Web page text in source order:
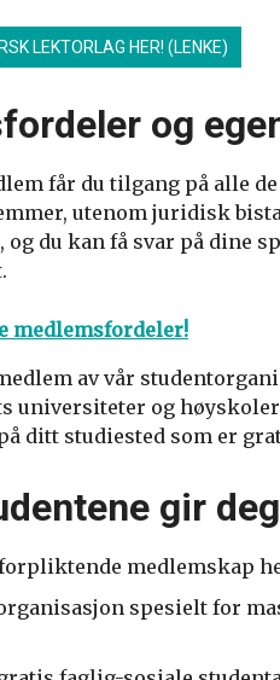
LEKTORLAG HER! (LENKE)
og
får du tilgang på alle
utenom juridisk
og du kan få svar på dine
medlemsfordeler!
av vår
universiteter og
ditt studiested som er
gir
medlemskap
spesielt for